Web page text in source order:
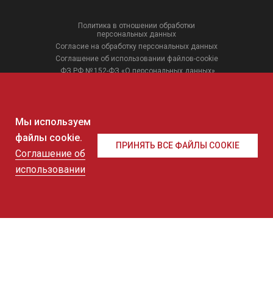
12
Политика в отношении обработки
персональных данных
Согласие на обработку персональных данных
Соглашение об использовании файлов-cookie
ФЗ РФ № 152-ФЗ «О персональных данных»
Мы используем
файлы cookie.
Соглашение об
использовании
ПРИНЯТЬ ВСЕ ФАЙЛЫ COOKIE